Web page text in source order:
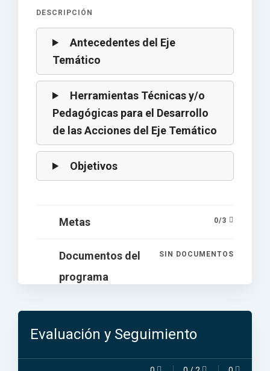
DESCRIPCIÓN
Antecedentes del Eje
Temático
Herramientas Técnicas y/o
Pedagógicas para el Desarrollo
de las Acciones del Eje Temático
Objetivos
0/3
Metas
SIN DOCUMENTOS
Documentos del
programa
Evaluación y Seguimiento